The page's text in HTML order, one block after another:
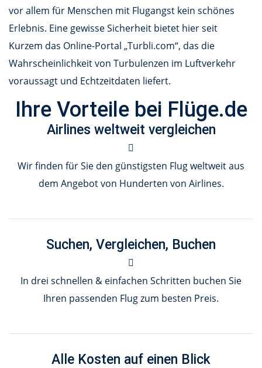
vor allem für Menschen mit Flugangst kein schönes
Erlebnis. Eine gewisse Sicherheit bietet hier seit
Kurzem das Online-Portal „Turbli.com“, das die
Wahrscheinlichkeit von Turbulenzen im Luftverkehr
voraussagt und Echtzeitdaten liefert.
Ihre Vorteile bei Flüge.de
Airlines weltweit vergleichen
Wir finden für Sie den günstigsten Flug weltweit aus
dem Angebot von Hunderten von Airlines.
Suchen, Vergleichen, Buchen
In drei schnellen & einfachen Schritten buchen Sie
Ihren passenden Flug zum besten Preis.
Alle Kosten auf einen Blick